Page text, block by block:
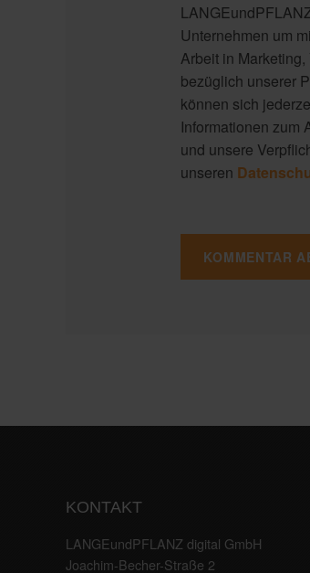
Unternehmen um
Arbeit in
bezüglich unserer
können sich
Informationen zum
und unsere
unseren
KONTAKT
LANGEundPFLANZ digital GmbH
Joachim-Becher-Straße 2